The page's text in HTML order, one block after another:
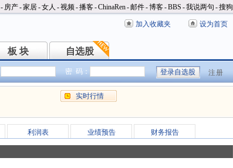
- 房产-家居-女人 -视频-播客-ChinaRen-邮件-博客-BBS -我说两句 -搜狗
加入收藏夹 设为首页
板 块
板 块 自选股
自选股
密 码： 注册
实时行情
利润表 业绩预告 财务报告